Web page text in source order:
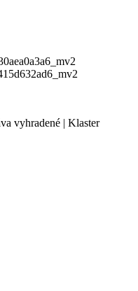
vyhradené | Klaster